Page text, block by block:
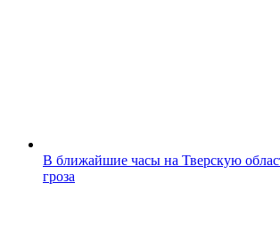
В ближайшие часы на Тверскую
гроза